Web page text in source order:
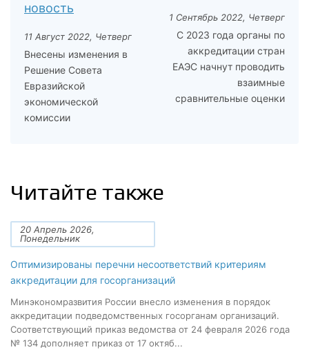
новость
11 Август 2022, Четверг
Внесены изменения в
Решение Совета
Евразийской
экономической
комиссии
1 Сентябрь 2022, Четверг
С 2023 года органы по
аккредитации стран
ЕАЭС начнут проводить
взаимные
сравнительные оценки
Читайте также
20 Апрель 2026,
Понедельник
Оптимизированы перечни несоответствий критериям
аккредитации для госорганизаций
Минэкономразвития России внесло изменения в порядок
аккредитации подведомственных госорганам организаций.
Соответствующий приказ ведомства от 24 февраля 2026 года
№ 134 дополняет приказ от 17 октяб...